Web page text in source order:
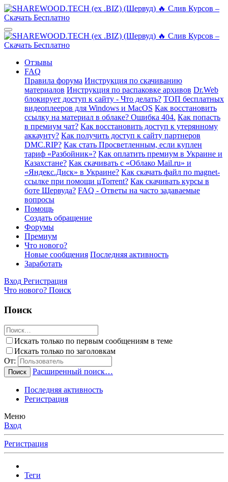
Отзывы
FAQ
Правила форума Инструкция по скачиванию
материалов Инструкция по распаковке архивов Dr.Web
блокирует доступ к сайту - Что делать? ТОП бесплатных
видеоплееров для Windows и MacOS Как восстановить
ссылку на материал в облаке? Ошибка 404. Как попасть
в премиум чат? Как восстановить доступ к утерянному
аккаунту? Как получить доступ к сайту партнеров
DMC.RIP? Как стать Просветленным, если куплен
тариф «Разбойник»? Как оплатить премиум в Украине и
Казахстане? Как скачивать с «Облако Mail.ru» и
«Яндекс.Диск» в Украине? Как скачать файл по magnet-
ссылке при помощи µTorrent? Как скачивать курсы в
боте Шервуда? FAQ - Ответы на часто задаваемые
вопросы
Помощь
Создать обращение
Форумы
Премиум
Что нового?
Новые сообщения Последняя активность
Заработать
Вход Регистрация
Что нового? Поиск
Поиск
Искать только по первым сообщениям в теме
Искать только по заголовкам
От:
Поиск Расширенный поиск…
Последняя активность
Регистрация
Меню
Вход
Регистрация
Теги